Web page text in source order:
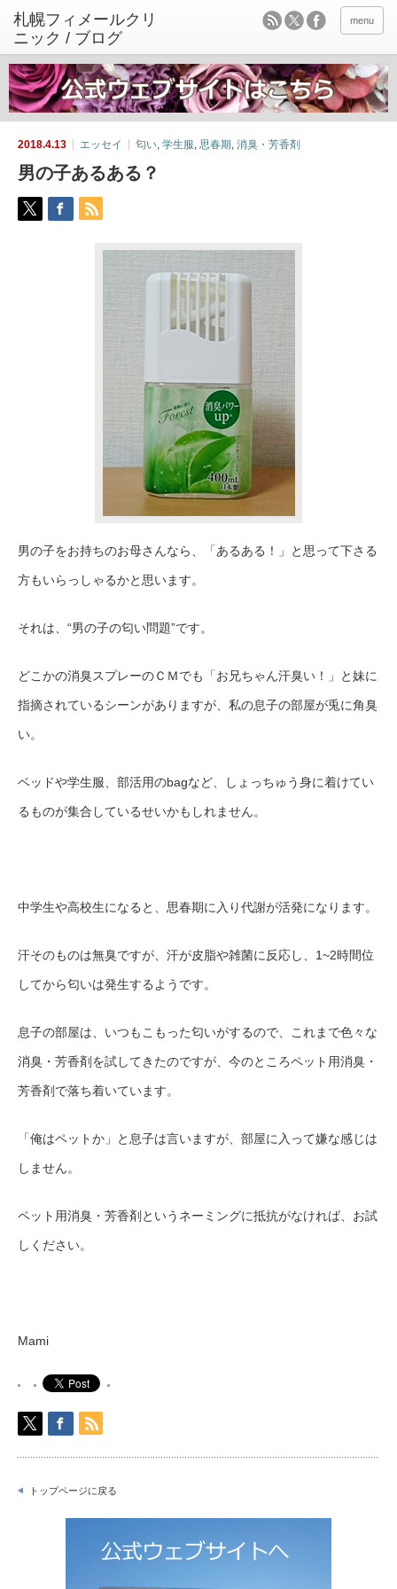
menu
2018.4.13 エッセイ 匂い, 学生服, 思春期, 消臭・芳香剤
男の子あるある？
男の子をお持ちのお母さんなら、「あるある！」と思って下さる
方もいらっしゃるかと思います。
それは、“男の子の匂い問題”です。
どこかの消臭スプレーのＣＭでも「お兄ちゃん汗臭い！」と妹に
指摘されているシーンがありますが、私の息子の部屋が兎に角臭
い。
ベッドや学生服、部活用のbagなど、しょっちゅう身に着けてい
るものが集合しているせいかもしれません。
中学生や高校生になると、思春期に入り代謝が活発になります。
汗そのものは無臭ですが、汗が皮脂や雑菌に反応し、1~2時間位
してから匂いは発生するようです。
息子の部屋は、いつもこもった匂いがするので、これまで色々な
消臭・芳香剤を試してきたのですが、今のところペット用消臭・
芳香剤で落ち着いています。
「俺はペットか」と息子は言いますが、部屋に入って嫌な感じは
しません。
ペット用消臭・芳香剤というネーミングに抵抗がなければ、お試
しください。
Mami
トップページに戻る